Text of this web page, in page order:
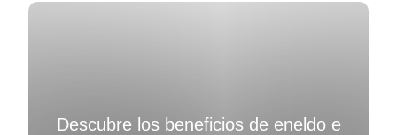
Descubre los beneficios de eneldo e